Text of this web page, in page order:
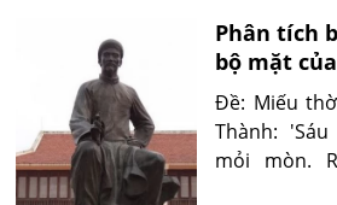
hướng tới
bài ca yêu
thơ Chạy
Chiểu để
Phân tích
bộ mặt
Đề: Miếu
Thành:
mỏi mòn.